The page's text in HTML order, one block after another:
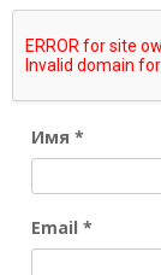
Имя *
Email *